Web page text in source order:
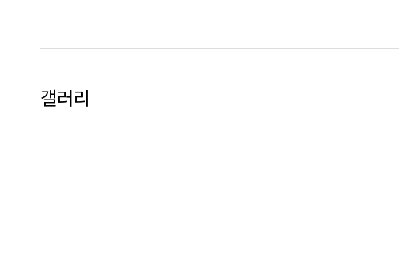
[안무&댄서]
나인뮤지스(Nine Muses) - Figaro, News, Ticket
갤러리